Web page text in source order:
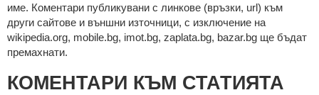
име. Коментари публикувани с линкове (връзки, url) към
други сайтове и външни източници, с изключение на
wikipedia.org, mobile.bg, imot.bg, zaplata.bg, bazar.bg ще бъдат
премахнати.
КОМЕНТАРИ КЪМ СТАТИЯТА